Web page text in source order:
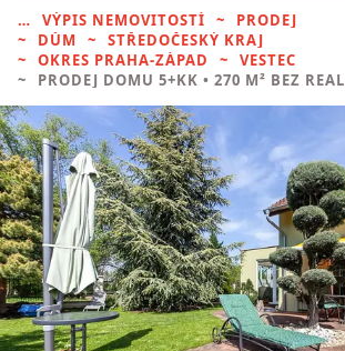
VÝPIS NEMOVITOSTÍ
PRODEJ
DŮM
STŘEDOČESKÝ KRAJ
OKRES PRAHA-ZÁPAD
VESTEC
PRODEJ DOMU 5+KK • 270 M² BEZ REALITKY